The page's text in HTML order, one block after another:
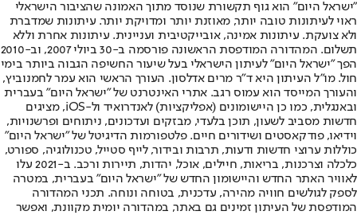
"ישראל היום" הוא גוף תקשורת שנוסד מתוך האמונה שהציבור הישראלי
ראוי לעיתונות טובה יותר, מאוזנת יותר ומדויקת יותר. עיתונות שמדברת
ולא צועקת. עיתונות אמינה, אובייקטיבית ועניינית. עיתונות אחרת וללא
תשלום. המהדורה המודפסת הראשונה פורסמה ב-30 ביולי 2007, וב-2010
הפך "ישראל היום" לעיתון הישראלי בעל שיעור החשיפה הגבוה ביותר בימי
חול. מו"ל העיתון היא ד"ר מרים אדלסון. העורך הראשי הוא עמר לחמנוביץ,
והעורך המייסד הוא עמוס רגב. אתרי האינטרנט של "ישראל היום" בעברית
ובאנגלית, כמו כן היישומונים (אפליקציות) לאנדרואיד ול-iOS, מציגים
חדשות מסביב לשעון, תוכן בלעדי, מבזקים ועדכונים, ניתוחים ופרשנויות,
וידיאו, פודקאסטים ושידורים חיים. פלטפורמות הדיגיטל של "ישראל היום"
כוללות ערוצי חדשות ודעות, תרבות ובידור, לייף סטייל, טכנולוגיה, ספורט,
כלכלה וצרכנות, בריאות, חיילים, אוכל, יהדות, תיירות ורכב. ב-2021 עלו
לאוויר האתר החדש והיישומון החדש של "ישראל היום" בעברית, במטרה
לספק לגולשים חוויה מהירה, עדכנית, בטוחה ונוחה. תכני המהדורה
המודפסת של העיתון זמינים גם באתר, במהדורה יומית מקוונת, ואפשר